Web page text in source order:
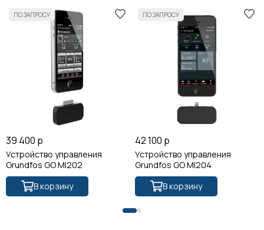
39 400 р
Устройство управления
Grundfos GO MI202
В корзину
42 100 р
Устройство управления
Grundfos GO MI204
В корзину